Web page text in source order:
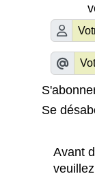
Se
Avant